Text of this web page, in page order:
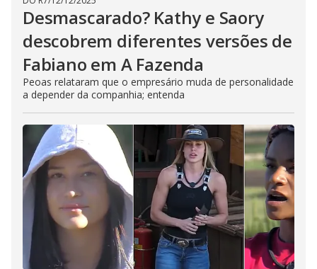
Desmascarado? Kathy e Saory
descobrem diferentes versões de
Fabiano em A Fazenda
Peoas relataram que o empresário muda de personalidade
a depender da companhia; entenda